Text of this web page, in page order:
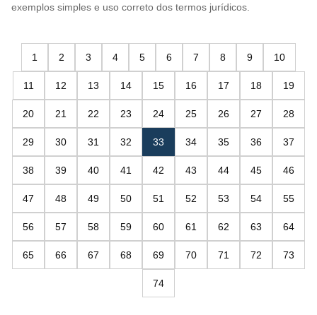
exemplos simples e uso correto dos termos jurídicos.
1 2 3 4 5 6 7 8 9 10
11 12 13 14 15 16 17 18 19
20 21 22 23 24 25 26 27 28
29 30 31 32 33 34 35 36 37
38 39 40 41 42 43 44 45 46
47 48 49 50 51 52 53 54 55
56 57 58 59 60 61 62 63 64
65 66 67 68 69 70 71 72 73
74